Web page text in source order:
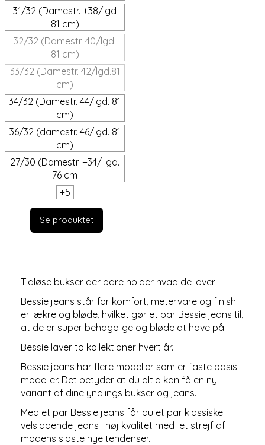
31/32 (Damestr. +38/lgd
81 cm)
32/32 (Damestr. 40/lgd.
81 cm)
33/32 (Damestr. 42/lgd.81
cm)
34/32 (Damestr. 44/lgd. 81
cm)
36/32 (damestr. 46/lgd. 81
cm)
27/30 (Damestr. +34/ lgd.
76 cm
+5
Se produktet
Tidløse bukser der bare holder hvad de lover!
Bessie jeans står for komfort, metervare og finish
er lækre og bløde, hvilket gør et par Bessie jeans til,
at de er super behagelige og bløde at have på.
Bessie laver to kollektioner hvert år.
Bessie jeans har flere modeller som er faste basis
modeller. Det betyder at du altid kan få en ny
variant af dine yndlings bukser og jeans.
Med et par Bessie jeans får du et par klassiske
velsiddende jeans i høj kvalitet med et strejf af
modens sidste nye tendenser.